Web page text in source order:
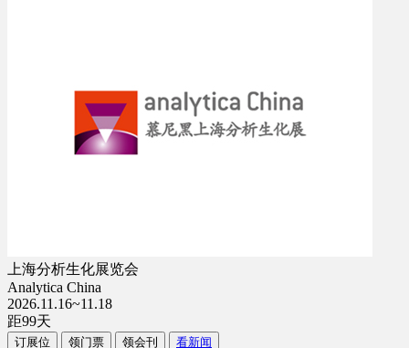
上海分析生化展览会
Analytica China
2026.11.16~11.18
距99天
订展位 领门票 领会刊 看新闻